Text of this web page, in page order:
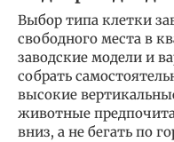
Выбор типа клетки
свободного места в
заводские модели и
собрать
высокие
животные
вниз, а не бегать по